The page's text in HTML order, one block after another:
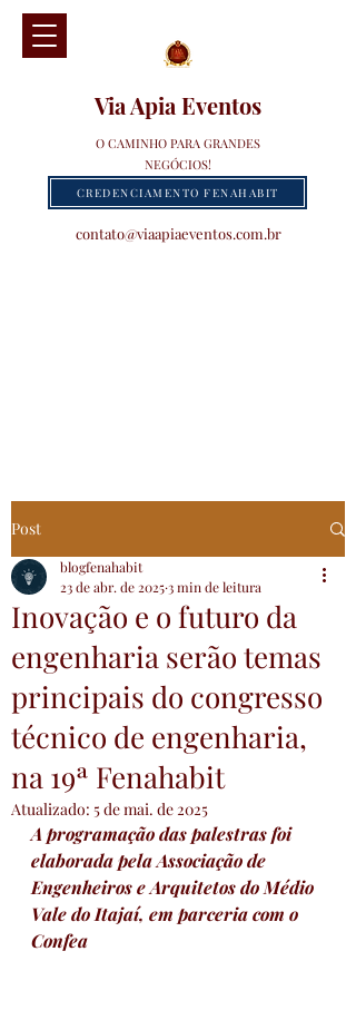
Via Apia Eventos
O CAMINHO PARA GRANDES
NEGÓCIOS!
contato@viaapiaeventos.com.br
CREDENCIAMENTO FENAHABIT
Post
Inovação e o futuro da
engenharia serão temas
principais do congresso
técnico de engenharia,
na 19ª Fenahabit
blogfenahabit
23 de abr. de 20253 min de leitura
Atualizado: 5 de mai. de 2025
A programação das palestras foi
elaborada pela Associação de
Engenheiros e Arquitetos do Médio
Vale do Itajaí, em parceria com o
Confea